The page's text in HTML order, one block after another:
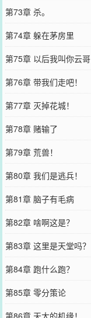
第73章 杀。
第74章 躲在茅房里
第75章 以后我叫你云哥
第76章 带我们走吧！
第77章 灭掉花城！
第78章 赌输了
第79章 荒兽！
第80章 我们是逃兵！
第81章 脑子有毛病
第82章 啥啊这是？
第83章 这里是天堂吗？
第84章 跑什么跑？
第85章 零分策论
第86章 天大的机缘！